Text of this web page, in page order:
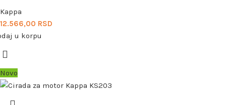
Kappa
12.566,00 RSD
u korpu
Novo